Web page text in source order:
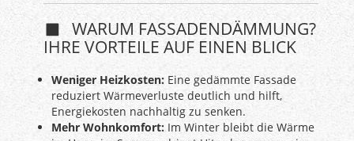
WARUM FASSADENDÄMMUNG?
IHRE VORTEILE AUF EINEN BLICK
Weniger Heizkosten: Eine gedämmte Fassade
reduziert Wärmeverluste deutlich und hilft,
Energiekosten nachhaltig zu senken.
Mehr Wohnkomfort: Im Winter bleibt die Wärme